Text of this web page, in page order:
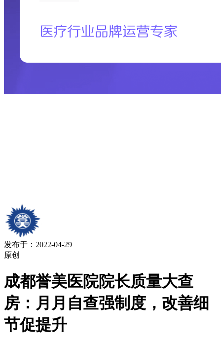
发布于：2022-04-29
原创
成都誉美医院院长质量大查
房：月月自查强制度，改善细
节促提升